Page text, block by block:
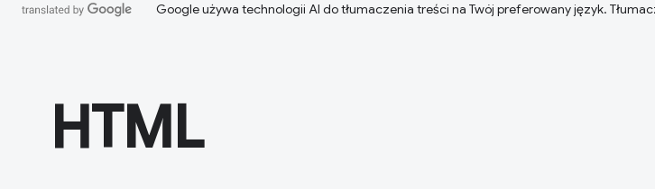
Google używa technologii AI do tłumaczenia treści na Twój preferowany język.
HTML